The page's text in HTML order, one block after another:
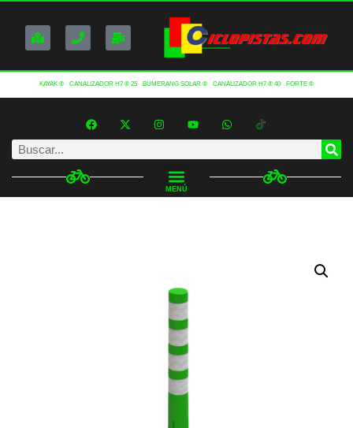
KAYAK ® CANALIZADOR H7 ® 25 BUMERANG SOLAR ® CANALIZADOR H7 ® 40 FORTE ®
MENÚ